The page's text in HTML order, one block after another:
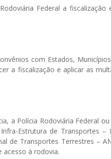
Federal a
com Estados,
a fiscalização e aplicar as
a Polícia Rodoviária Federal
Estrutura de Transportes
de Transportes Terrestres –
acesso à rodovia.